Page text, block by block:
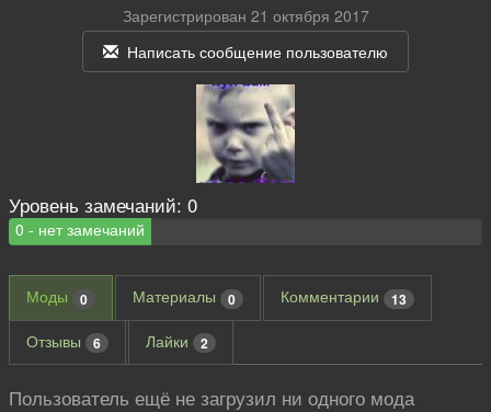
Зарегистрирован 21 октября 2017
Написать сообщение пользователю
Уровень замечаний: 0
0 - нет замечаний
Моды 0 Материалы 0 Комментарии 13
Отзывы 6 Лайки 2
Пользователь ещё не загрузил ни одного мода